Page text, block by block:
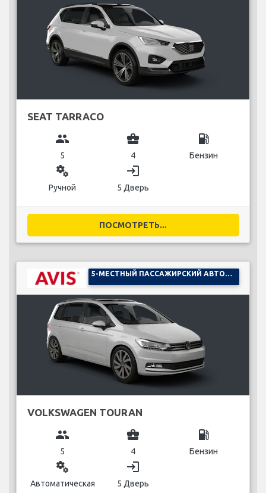
SEAT TARRACO
group
5
business_center
4
local_gas_station
Бензин
miscellaneous_services
Ручной
login
5 Дверь
ПОСМОТРЕТЬ...
VOLKSWAGEN TOURAN
group
5
business_center
4
local_gas_station
Бензин
miscellaneous_services
Автоматическая
login
5 Дверь